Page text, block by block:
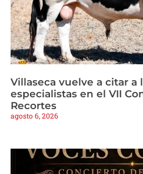
Villaseca vuelve a citar a
especialistas en el VII
Recortes
agosto 6, 2026